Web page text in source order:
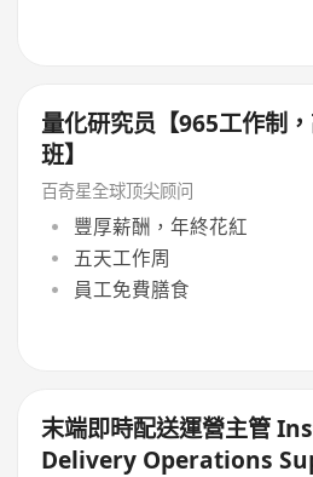
量化研究员【965工作制
班】
百奇星全球顶尖顾问
豐厚薪酬，年終花紅
五天工作周
員工免費膳食
末端即時配送運營主管
Delivery Operations